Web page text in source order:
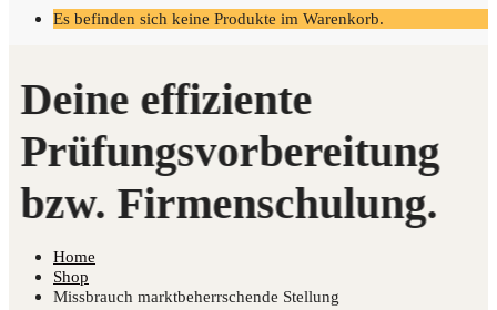
Es befinden sich keine Produkte im Warenkorb.
Home
Shop
Missbrauch marktbeherrschende Stellung